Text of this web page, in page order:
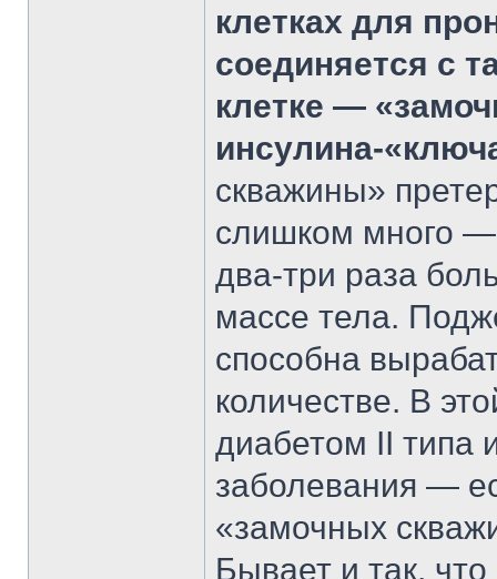
клетках для
соединяется с
клетке —
инсулина-
скважины»
слишком много —
два-три раза
массе тела.
способна
количестве. В
диабетом II типа
заболевания —
«замочных
Бывает и так, что